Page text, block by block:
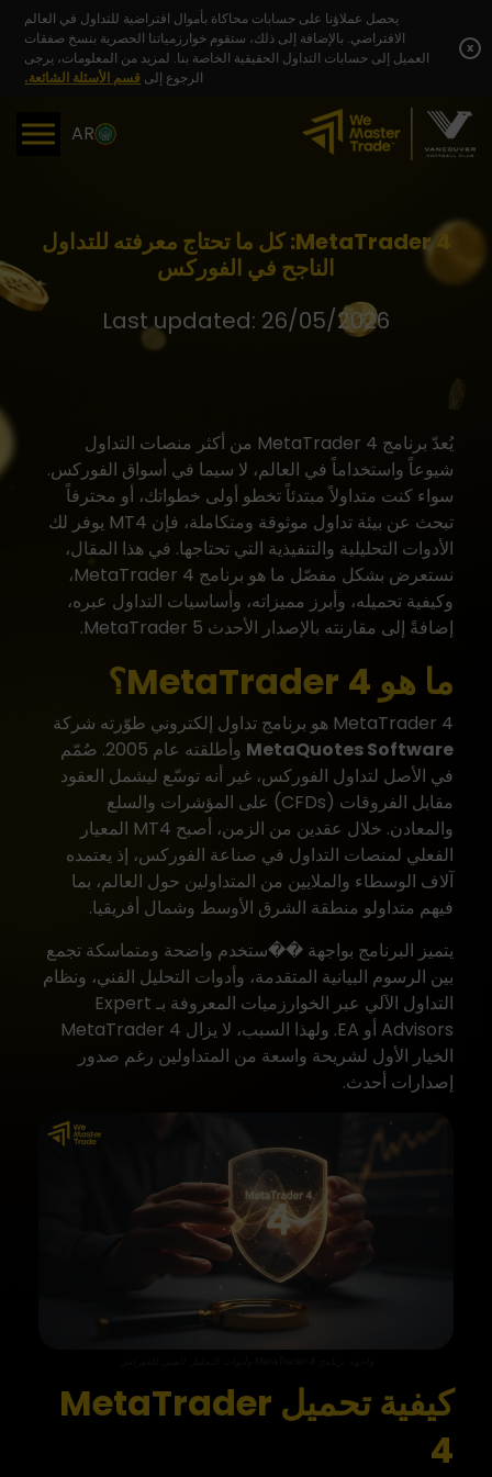
content
يحصل عملاؤنا على حسابات محاكاة بأموال افتراضية للتداول في العالم
الافتراضي. بالإضافة إلى ذلك، ستقوم خوارزمياتنا الحصرية بنسخ صفقات
العميل إلى حسابات التداول الحقيقية الخاصة بنا. لمزيد من المعلومات، يرجى
الرجوع إلى قسم الأسئلة الشائعة.
x
AR
MetaTrader 4: كل ما تحتاج معرفته للتداول
الناجح في الفوركس
Last updated: 26/05/2026
يُعدّ برنامج MetaTrader 4 من أكثر منصات التداول
شيوعاً واستخداماً في العالم، لا سيما في أسواق الفوركس.
سواء كنت متداولاً مبتدئاً تخطو أولى خطواتك، أو محترفاً
تبحث عن بيئة تداول موثوقة ومتكاملة، فإن MT4 يوفر لك
الأدوات التحليلية والتنفيذية التي تحتاجها. في هذا المقال،
نستعرض بشكل مفصّل ما هو برنامج MetaTrader 4،
وكيفية تحميله، وأبرز مميزاته، وأساسيات التداول عبره،
إضافةً إلى مقارنته بالإصدار الأحدث MetaTrader 5.
ما هو MetaTrader 4؟
MetaTrader 4 هو برنامج تداول إلكتروني طوّرته شركة
MetaQuotes Software
وأطلقته عام 2005. صُمّم
في الأصل لتداول الفوركس، غير أنه توسّع ليشمل العقود
مقابل الفروقات (CFDs) على المؤشرات والسلع
والمعادن. خلال عقدين من الزمن، أصبح MT4 المعيار
الفعلي لمنصات التداول في صناعة الفوركس، إذ يعتمده
آلاف الوسطاء والملايين من المتداولين حول العالم، بما
فيهم متداولو منطقة الشرق الأوسط وشمال أفريقيا.
يتميز البرنامج بواجهة ��ستخدم واضحة ومتماسكة تجمع
بين الرسوم البيانية المتقدمة، وأدوات التحليل الفني، ونظام
التداول الآلي عبر الخوارزميات المعروفة بـ Expert
Advisors أو EA. ولهذا السبب، لا يزال MetaTrader 4
الخيار الأول لشريحة واسعة من المتداولين رغم صدور
إصدارات أحدث.
كيفية تحميل MetaTrader
4